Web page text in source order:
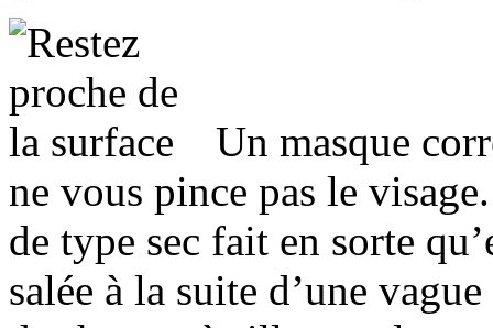
Un masque
ne vous pince pas le
de type sec fait en sorte
salée à la suite d’une